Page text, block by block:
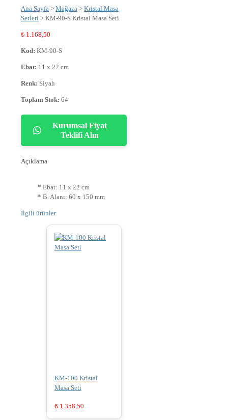
Ana Sayfa > Mağaza > Kristal Masa
Setleri > KM-90-S Kristal Masa Seti
₺ 1.168,50
Kod: KM-90-S
Ebat: 11 x 22 cm
Renk: Siyah
Toplam Stok: 64
Kurumsal Fiyat
Teklifi Alın
Açıklama
* Ebat: 11 x 22 cm
* B. Alanı: 60 x 150 mm
İlgili ürünler
KM-100 Kristal
Masa Seti
₺ 1.358,50